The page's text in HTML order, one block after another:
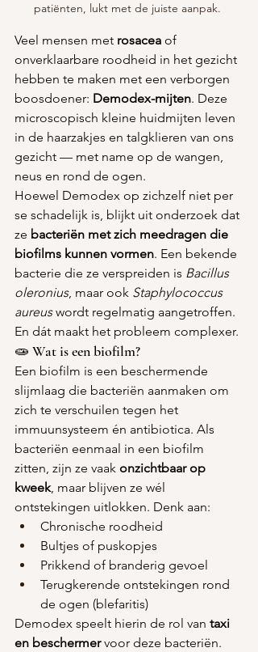
patiënten, lukt met de juiste aanpak.
Veel mensen met rosacea of
onverklaarbare roodheid in het gezicht
hebben te maken met een verborgen
boosdoener: Demodex-mijten. Deze
microscopisch kleine huidmijten leven
in de haarzakjes en talgklieren van ons
gezicht — met name op de wangen,
neus en rond de ogen.
Hoewel Demodex op zichzelf niet per
se schadelijk is, blijkt uit onderzoek dat
ze bacteriën met zich meedragen die
biofilms kunnen vormen. Een bekende
bacterie die ze verspreiden is Bacillus
oleronius, maar ook Staphylococcus
aureus wordt regelmatig aangetroffen.
En dát maakt het probleem complexer.
🧫 Wat is een biofilm?
Een biofilm is een beschermende
slijmlaag die bacteriën aanmaken om
zich te verschuilen tegen het
immuunsysteem én antibiotica. Als
bacteriën eenmaal in een biofilm
zitten, zijn ze vaak onzichtbaar op
kweek, maar blijven ze wél
ontstekingen uitlokken. Denk aan:
Chronische roodheid
Bultjes of puskopjes
Prikkend of branderig gevoel
Terugkerende ontstekingen rond
de ogen (blefaritis)
Demodex speelt hierin de rol van taxi
en beschermer voor deze bacteriën.